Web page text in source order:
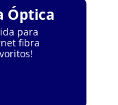
Óptica
para
fibra